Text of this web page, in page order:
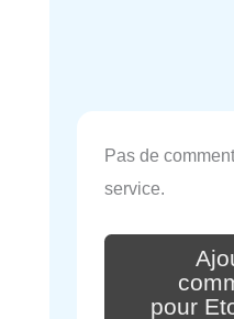
Pas de
service.
pour